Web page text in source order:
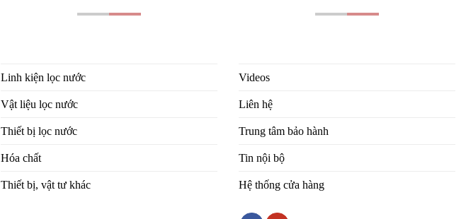
Linh kiện lọc nước
Vật liệu lọc nước
Thiết bị lọc nước
Hóa chất
Thiết bị, vật tư khác
Videos
Liên hệ
Trung tâm bảo hành
Tin nội bộ
Hệ thống cửa hàng